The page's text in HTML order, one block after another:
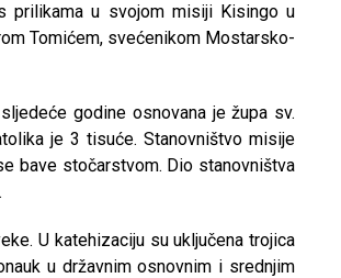
prilikama u svojom misiji Kisingo u
Tomićem, svećenikom Mostarsko-
godine osnovana je župa sv.
je 3 tisuće. Stanovništvo misije
bave stočarstvom. Dio stanovništva
U katehizaciju su uključena trojica
u državnim osnovnim i srednjim